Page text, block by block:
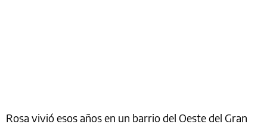
Rosa vivió esos años en un barrio del Oeste del Gran